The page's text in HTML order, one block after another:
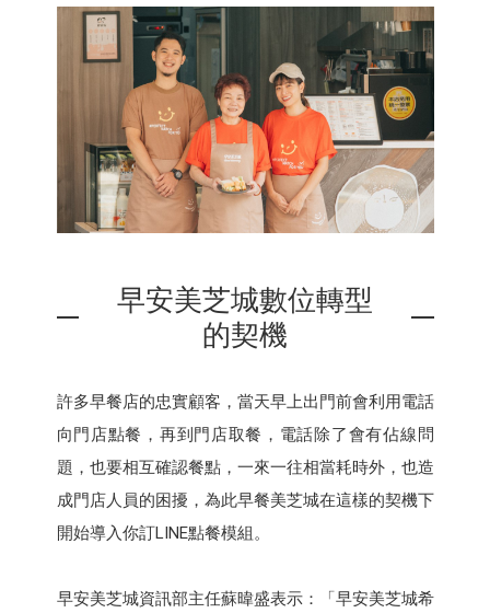
早安美芝城數位轉型
的契機
許多早餐店的忠實顧客，當天早上出門前會利用電話
向門店點餐，再到門店取餐，電話除了會有佔線問
題，也要相互確認餐點，一來一往相當耗時外，也造
成門店人員的困擾，為此早餐美芝城在這樣的契機下
開始導入你訂LINE點餐模組。
早安美芝城資訊部主任蘇暐盛表示：「早安美芝城希